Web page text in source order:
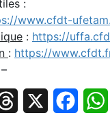
:
www.cfdt-
: https://
: https://
Threads